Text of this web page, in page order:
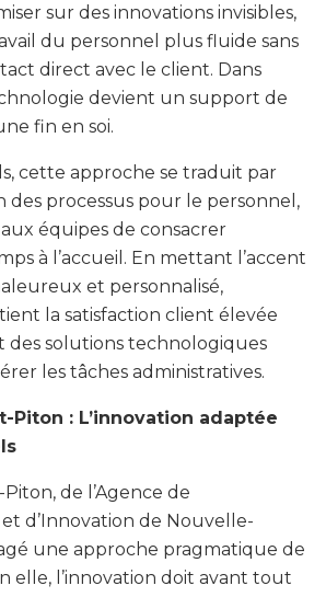
sur des innovations invisibles,
du personnel plus fluide sans
direct avec le client. Dans
devient un support de
fin en soi.
cette approche se traduit par
des processus pour le personnel,
équipes de consacrer
à l’accueil. En mettant l’accent
et personnalisé,
la satisfaction client élevée
solutions technologiques
les tâches administratives.
Piton : L’innovation adaptée
de l’Agence de
d’Innovation de Nouvelle-
une approche pragmatique de
elle, l’innovation doit avant tout